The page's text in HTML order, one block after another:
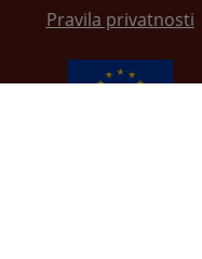
Pravila privatnosti